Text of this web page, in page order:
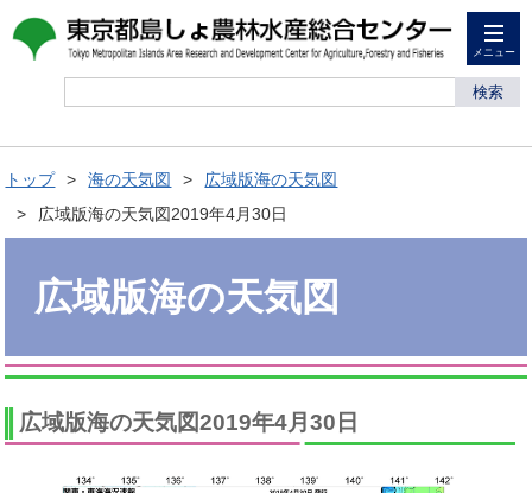
メニュー
検索
トップ 海の天気図
広域版海の天気図
広域版海の天気図2019年4月30日
広域版海の天気図
広域版海の天気図2019年4月30日